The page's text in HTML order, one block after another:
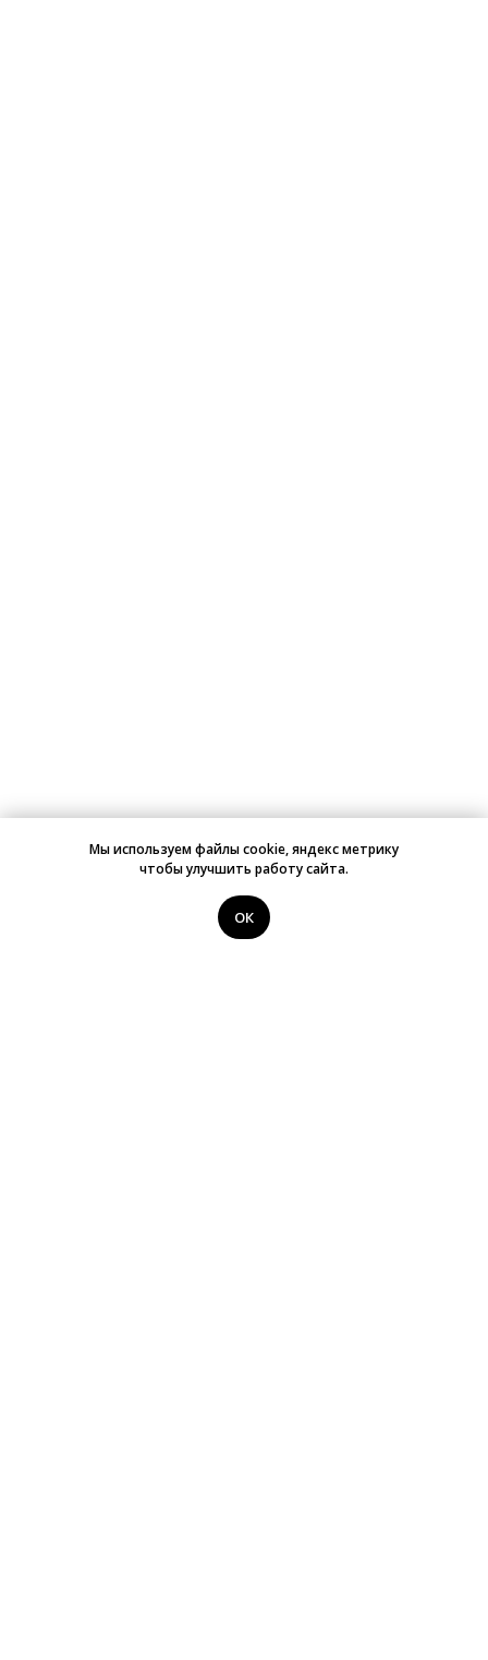
Мы используем файлы cookie, яндекс метрику
чтобы улучшить работу сайта.
ОК